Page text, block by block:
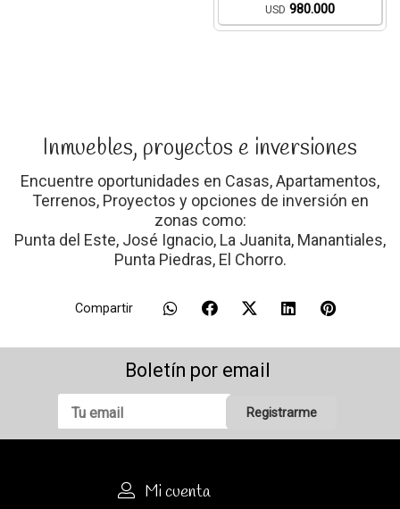
USD 980.000
Inmuebles, proyectos e inversiones
Encuentre oportunidades en Casas, Apartamentos,
Terrenos, Proyectos y opciones de inversión en
zonas como:
Punta del Este, José Ignacio, La Juanita, Manantiales,
Punta Piedras, El Chorro.
Compartir
Boletín por email
Registrarme
Mi cuenta